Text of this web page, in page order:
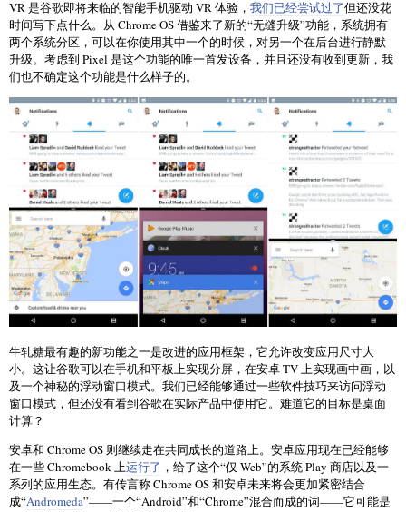
VR 是谷歌即将来临的智能手机驱动 VR 体验， 我们已经尝试过了但还没花
时间写下点什么。从 Chrome OS 借鉴来了新的“无缝升级”功能，系统拥有
两个系统分区，可以在你使用其中一个的时候，对另一个在后台进行静默
升级。考虑到 Pixel 是这个功能的唯一首发设备，并且还没有收到更新，我
们也不确定这个功能是什么样子的。
牛轧糖最有趣的新功能之一是改进的应用框架，它允许改变应用尺寸大
小。这让谷歌可以在手机和平板上实现分屏，在安卓 TV 上实现画中画，以
及一个神秘的浮动窗口模式。我们已经能够通过一些软件技巧来访问浮动
窗口模式，但还没有看到谷歌在实际产品中使用它。难道它的目标是桌面
计算？
安卓和 Chrome OS 则继续走在共同成长的道路上。安卓应用现在已经能够
在一些 Chromebook 上运行了 ，给了这个“仅 Web”的系统 Play 商店以及一
系列的应用生态。有传言称 Chrome OS 和安卓未来将会更加紧密结合
成“Andromeda”——一个“Android”和“Chrome”混合而成的词——它可能是